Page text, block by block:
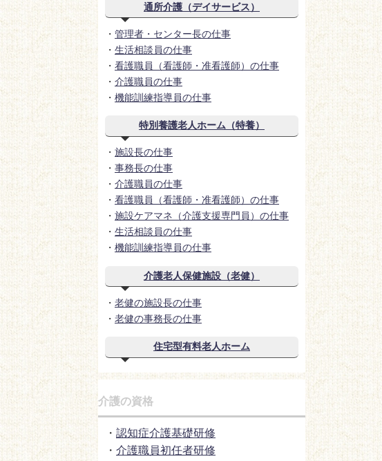
通所介護（デイサービス）
・ 管理者・センター長の仕事
・ 生活相談員の仕事
・ 看護職員（看護師・准看護師）の仕事
・ 介護職員の仕事
・ 機能訓練指導員の仕事
特別養護老人ホーム（特養）
・ 施設長の仕事
・ 事務長の仕事
・ 介護職員の仕事
・ 看護職員（看護師・准看護師）の仕事
・ 施設ケアマネ（介護支援専門員）の仕事
・ 生活相談員の仕事
・ 機能訓練指導員の仕事
介護老人保健施設（老健）
・ 老健の施設長の仕事
・ 老健の事務長の仕事
住宅型有料老人ホーム
介護の資格
・ 認知症介護基礎研修
・ 介護職員初任者研修